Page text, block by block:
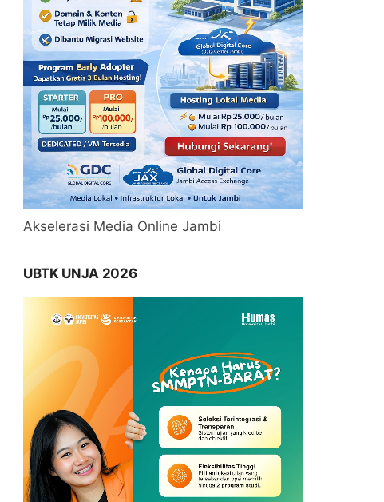
Akselerasi Media Online Jambi
UBTK UNJA 2026